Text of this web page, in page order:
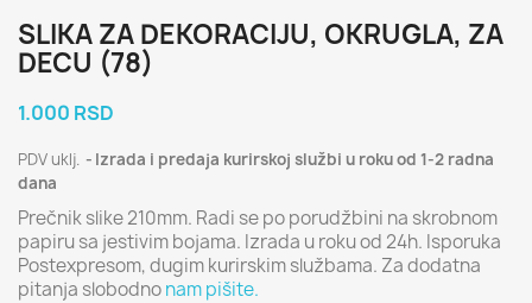
SLIKA ZA DEKORACIJU, OKRUGLA, ZA
DECU (78)
1.000 RSD
PDV uklj.
Izrada i predaja kurirskoj službi u roku od 1-2 radna
dana
Prečnik slike 210mm. Radi se po porudžbini na skrobnom
papiru sa jestivim bojama. Izrada u roku od 24h. Isporuka
Postexpresom, dugim kurirskim službama. Za dodatna
pitanja slobodnonam pišite.